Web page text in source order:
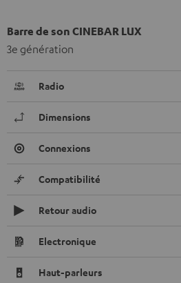
Barre de son CINEBAR LUX
3e génération
Radio
Dimensions
Connexions
Compatibilité
Retour audio
Electronique
Haut-parleurs